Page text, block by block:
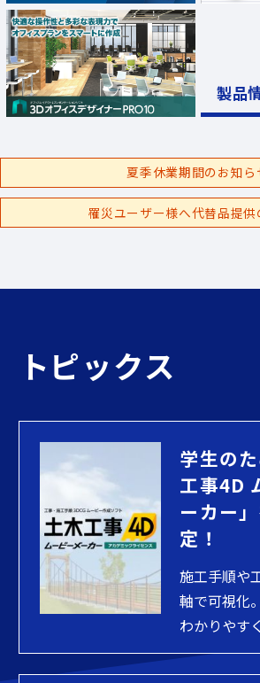
製品
夏季休業期間のお知ら
罹災ユーザー様へ代替品提供
トピックス
学生の
工事4D
ーカー
定！
施工手順や
軸で可視化
わかりやす